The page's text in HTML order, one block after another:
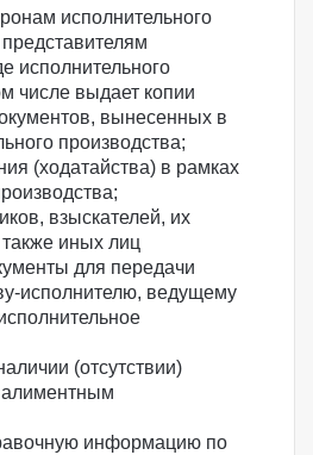
исполнительного
исполнительного
числе выдает копии
вынесенных в
производства;
(ходатайства) в рамках
взыскателей, их
иных лиц
для передачи
исполнителю, ведущему
(отсутствии)
алиментным
информацию по